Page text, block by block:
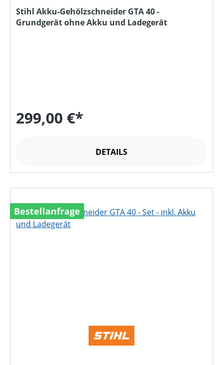
Stihl Akku-Gehölzschneider GTA 40 -
Grundgerät ohne Akku und Ladegerät
299,00 €*
DETAILS
Bestellanfrage